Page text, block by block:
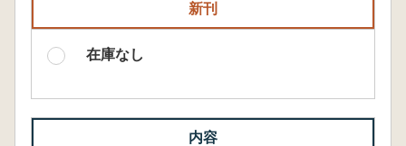
新刊
在庫なし
内容